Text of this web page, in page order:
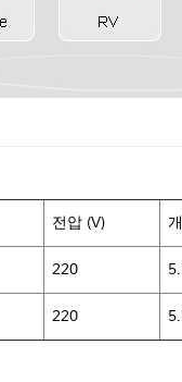
전압 (V)
220
220